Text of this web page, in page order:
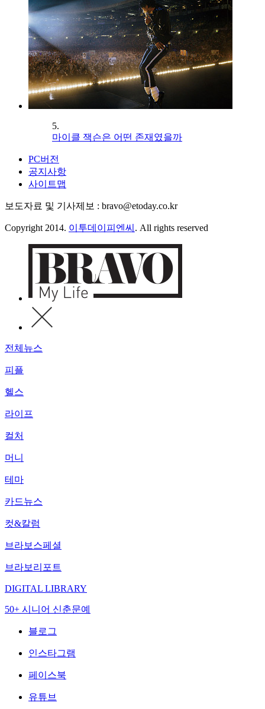
5.
마이클 잭슨은 어떤 존재였을까
PC버전
공지사항
사이트맵
보도자료 및 기사제보 : bravo@etoday.co.kr
Copyright 2014. 이투데이피엔씨 . All rights reserved
전체뉴스
피플
헬스
라이프
컬처
머니
테마
카드뉴스
컷&칼럼
브라보스페셜
브라보리포트
DIGITAL LIBRARY
50+ 시니어 신춘문예
블로그
인스타그램
페이스북
유튜브